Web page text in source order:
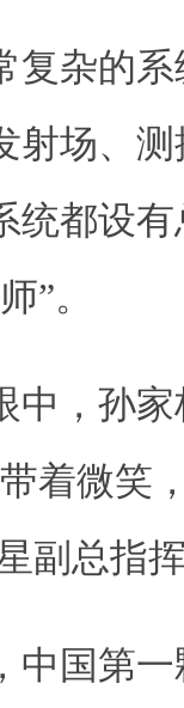
杂的系
射场、
统都设
师”。
，孙家
着微笑
星副总
国第一